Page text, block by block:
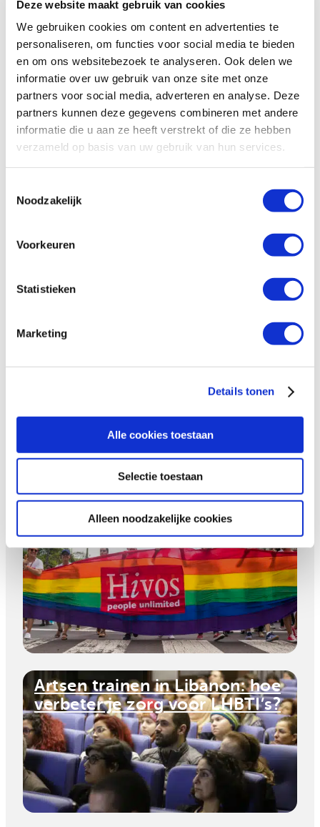
Deze website maakt gebruik van cookies
We gebruiken cookies om content en advertenties te
personaliseren, om functies voor social media te bieden
en om ons websitebezoek te analyseren. Ook delen we
informatie over uw gebruik van onze site met onze
partners voor social media, adverteren en analyse. Deze
partners kunnen deze gegevens combineren met andere
informatie die u aan ze heeft verstrekt of die ze hebben
verzameld op basis van uw gebruik van hun services.
Noodzakelijk
Voorkeuren
Statistieken
Marketing
Details tonen
Alle cookies toestaan
Selectie toestaan
Alleen noodzakelijke cookies
veel geweld is tegen LHBTI’s.
Stop de haatmisdrijven! Rechtvaardigheid, erkenning
en waardigheid voor iedereen!
Hivos & Rutgers
Right Here Right Now is een vijfjarig programma,
geleid door Rutgers, dat jeugd, vrouwen en LHBTI-
organisaties samenbrengt om te werken aan betere,
inclusieve en toegankelijke seksuele en
zich in het programma op de inclusie van seksuele,
management van het programma.
Bekijk ook
Van de straat naar een eigen
Free to be Me
Artsen trainen in Libanon: hoe
verbeter je zorg voor LHBTI’s?